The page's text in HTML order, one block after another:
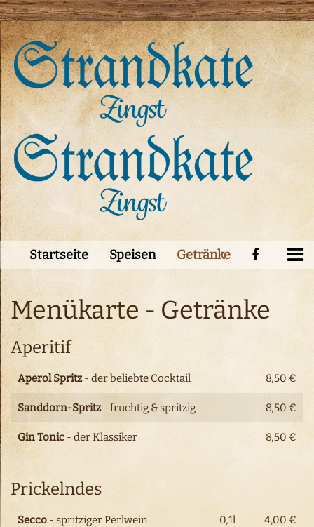
Startseite Speisen Getränke
Menükarte - Getränke
Aperitif
Aperol Spritz- der beliebte Cocktail 8,50 €
Sanddorn-Spritz- fruchtig & spritzig 8,50 €
Gin Tonic - der Klassiker 8,50 €
Prickelndes
Secco - spritziger Perlwein 0,1l 4,00 €